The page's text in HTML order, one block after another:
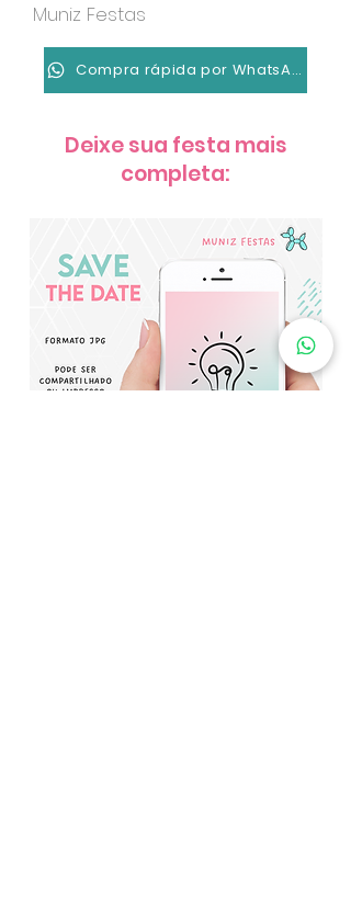
Muniz Festas
Compra rápida por WhatsApp
Deixe sua festa mais
completa: